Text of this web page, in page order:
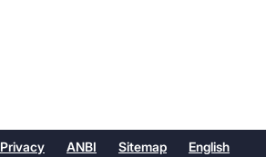
Privacy ANBI Sitemap English